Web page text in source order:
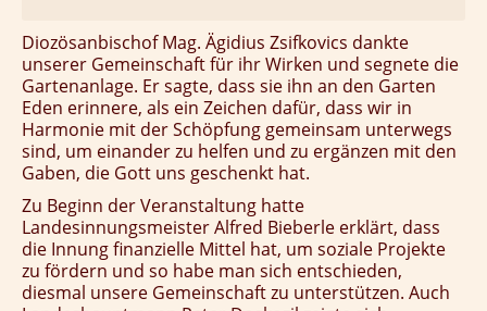
Diozösanbischof Mag. Ägidius Zsifkovics dankte
unserer Gemeinschaft für ihr Wirken und segnete die
Gartenanlage. Er sagte, dass sie ihn an den Garten
Eden erinnere, als ein Zeichen dafür, dass wir in
Harmonie mit der Schöpfung gemeinsam unterwegs
sind, um einander zu helfen und zu ergänzen mit den
Gaben, die Gott uns geschenkt hat.
Zu Beginn der Veranstaltung hatte
Landesinnungsmeister Alfred Bieberle erklärt, dass
die Innung finanzielle Mittel hat, um soziale Projekte
zu fördern und so habe man sich entschieden,
diesmal unsere Gemeinschaft zu unterstützen. Auch